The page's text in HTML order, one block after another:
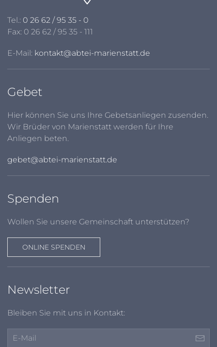
Tel.: 0 26 62 / 95 35 - 0
Fax: 0 26 62 / 95 35 - 111
E-Mail: kontakt@abtei-marienstatt.de
Gebet
Hier können Sie uns Ihre Gebetsanliegen zusenden.
Wir Brüder von Marienstatt werden für Ihre
Anliegen beten.
gebet@abtei-marienstatt.de
Spenden
Wollen Sie unsere Gemeinschaft unterstützen?
ONLINE SPENDEN
Newsletter
Bleiben Sie mit uns in Kontakt: